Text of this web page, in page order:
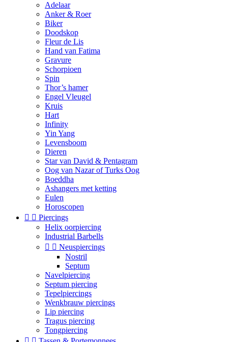
Adelaar
Anker & Roer
Biker
Doodskop
Fleur de Lis
Hand van Fatima
Gravure
Schorpioen
Spin
Thor’s hamer
Engel Vleugel
Kruis
Hart
Infinity
Yin Yang
Levensboom
Dieren
Star van David & Pentagram
Oog van Nazar of Turks Oog
Boeddha
Ashangers met ketting
Eulen
Horoscopen
  Piercings
Helix oorpiercing
Industrial Barbells
  Neuspiercings
Nostril
Septum
Navelpiercing
Septum piercing
Tepelpiercings
Wenkbrauw piercings
Lip piercing
Tragus piercing
Tongpiercing